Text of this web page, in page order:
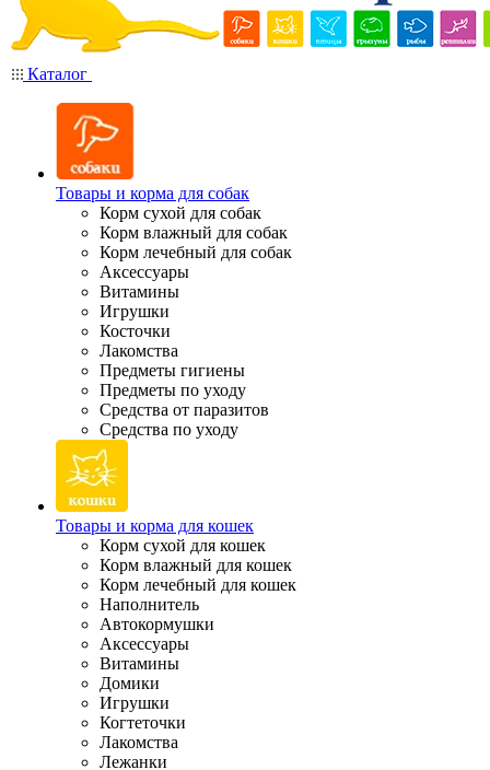
Каталог
Товары и корма для собак
Корм сухой для собак
Корм влажный для собак
Корм лечебный для собак
Аксессуары
Витамины
Игрушки
Косточки
Лакомства
Предметы гигиены
Предметы по уходу
Средства от паразитов
Средства по уходу
Товары и корма для кошек
Корм сухой для кошек
Корм влажный для кошек
Корм лечебный для кошек
Наполнитель
Автокормушки
Аксессуары
Витамины
Домики
Игрушки
Когтеточки
Лакомства
Лежанки